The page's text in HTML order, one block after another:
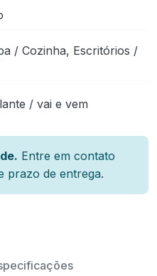
/ Cozinha, Escritórios /
/ vai e vem
Entre em contato
prazo de entrega.